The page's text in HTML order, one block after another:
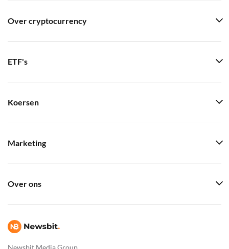
Newsbit Media Group
Over cryptocurrency
ETF's
Koersen
Marketing
Over ons